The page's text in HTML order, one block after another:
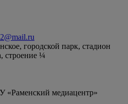
городской парк, стадион
строение ¼
медиацентр»